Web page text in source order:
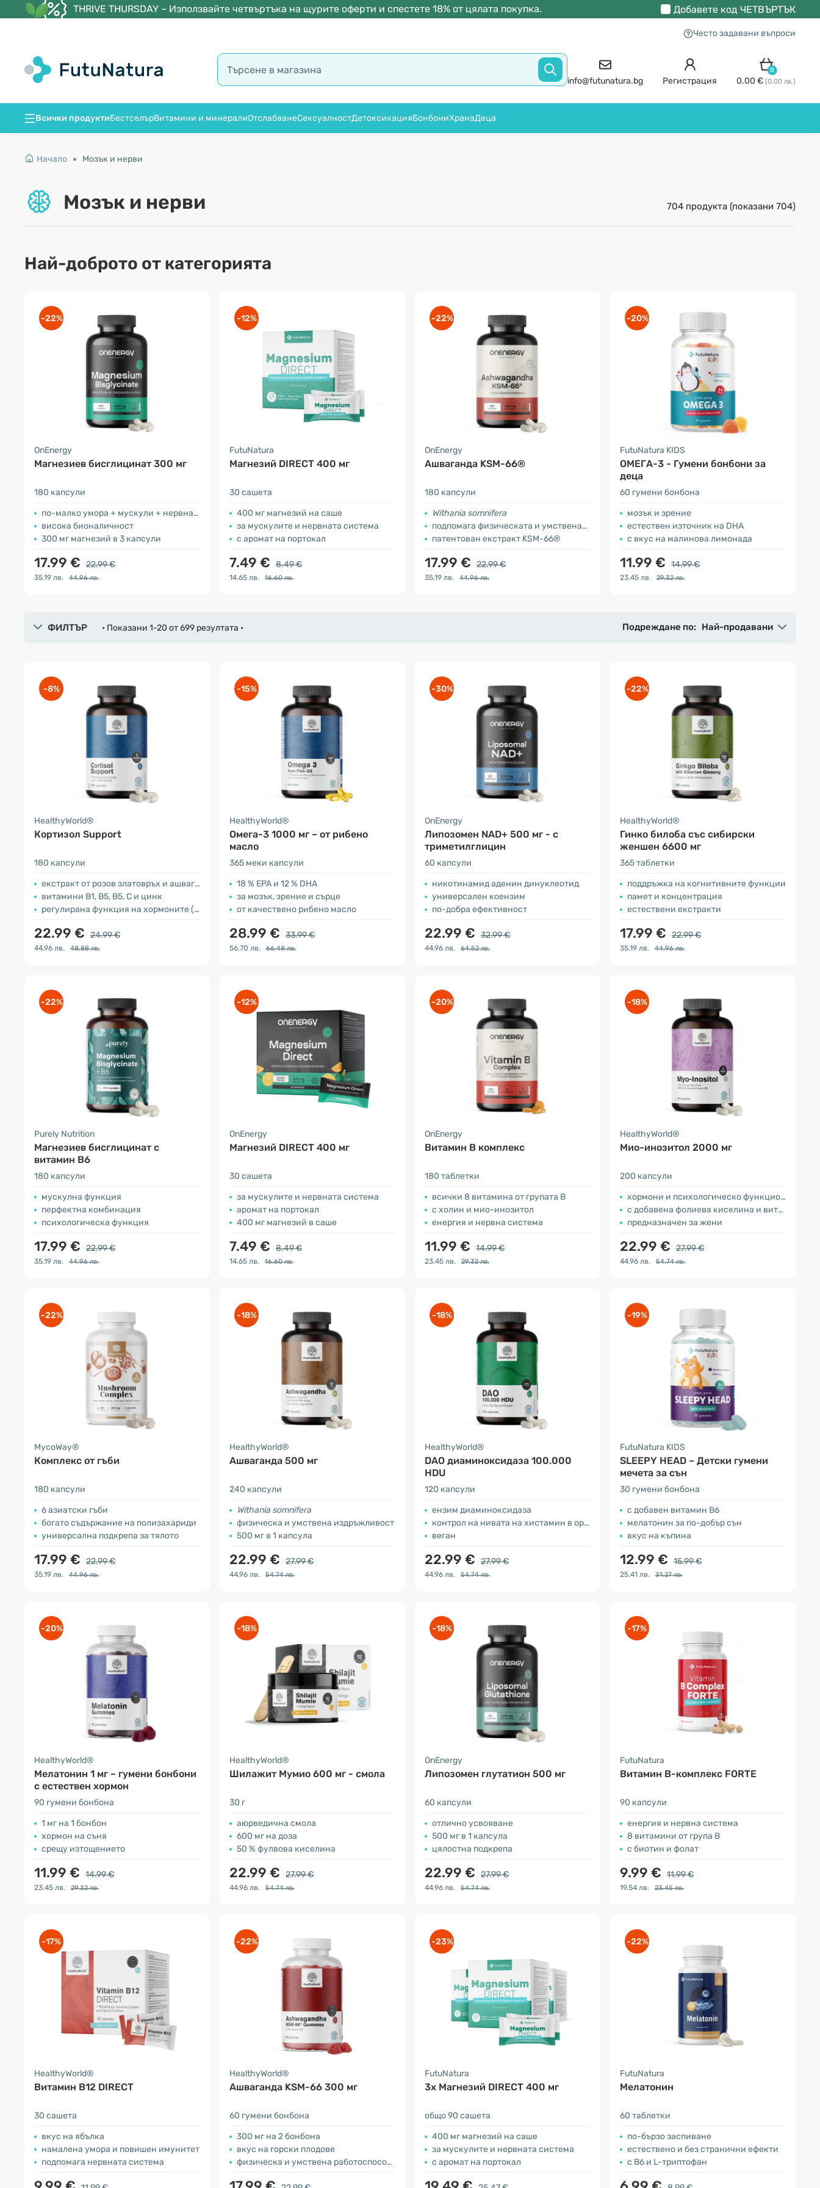
THRIVE THURSDAY – Използвайте четвъртъка на щурите оферти и спестете 18% от цялата покупка. Добавете код ЧЕТВЪРТЪК
Често задавани въпроси
info@futunatura.bg Регистрация
0
0.00 € (0.00 лв.)
Всички продуктиБестселърВитамини и минералиОтслабванеСексуалностДетоксикацияБонбониХранаДеца
Начало Мозък и нерви
Мозък и нерви 704 продукта (показани 704)
Най-доброто от категорията
-22%
OnEnergy
Магнезиев бисглицинат 300 мг
180 капсули
по-малко умора + мускули + нервна система
висока бионаличност
300 мг магнезий в 3 капсули
17.99 € 22.99 €
35.19 лв. 44.96 лв.
-12%
FutuNatura
Магнезий DIRECT 400 мг
30 сашета
400 мг магнезий на саше
за мускулите и нервната система
с аромат на портокал
7.49 € 8.49 €
14.65 лв. 16.60 лв.
-22%
OnEnergy
Ашваганда KSM-66®
180 капсули
Withania somnifera
подпомага физическата и умствената работоспособност
патентован екстракт KSM-66®
17.99 € 22.99 €
35.19 лв. 44.96 лв.
-20%
FutuNatura KIDS
ОМЕГА-3 - Гумени бонбони за
деца
60 гумени бонбона
мозък и зрение
естествен източник на DHА
с вкус на малинова лимонада
11.99 € 14.99 €
23.45 лв. 29.32 лв.
ФИЛТЪР • Показани 1-20 от 699 резултата • Подреждане по: Най-продавани
-8%
HealthyWorld®
Кортизол Support
180 капсули
екстракт от розов златовръх и ашваганда
витамини В1, В5, В5, С и цинк
регулирана функция на хормоните (витамин В6)
22.99 € 24.99 €
44.96 лв. 48.88 лв.
-15%
HealthyWorld®
Омега-3 1000 мг – от рибено
масло
365 меки капсули
18 % EPA и 12 % DHA
за мозък, зрение и сърце
от качествено рибено масло
28.99 € 33.99 €
56.70 лв. 66.48 лв.
-30%
OnEnergy
Липозомен NAD+ 500 мг - с
триметилглицин
60 капсули
никотинамид аденин динуклеотид
универсален коензим
по-добра ефективност
22.99 € 32.99 €
44.96 лв. 64.52 лв.
-22%
HealthyWorld®
Гинко билоба със сибирски
женшен 6600 мг
365 таблетки
поддръжка на когнитивните функции
памет и концентрация
естествени екстракти
17.99 € 22.99 €
35.19 лв. 44.96 лв.
-22%
Purely Nutrition
Магнезиев бисглицинат с
витамин В6
180 капсули
мускулна функция
перфектна комбинация
психологическа функция
17.99 € 22.99 €
35.19 лв. 44.96 лв.
-12%
OnEnergy
Магнезий DIRECT 400 мг
30 сашета
за мускулите и нервната система
аромат на портокал
400 мг магнезий в саше
7.49 € 8.49 €
14.65 лв. 16.60 лв.
-20%
OnEnergy
Витамин В комплекс
180 таблетки
всички 8 витамина от групата В
с холин и мио-инозитол
енергия и нервна система
11.99 € 14.99 €
23.45 лв. 29.32 лв.
-18%
HealthyWorld®
Мио-инозитол 2000 мг
200 капсули
хормони и психологическо функциониране
с добавена фолиева киселина и витамин В6
предназначен за жени
22.99 € 27.99 €
44.96 лв. 54.74 лв.
-22%
MycoWay®
Комплекс от гъби
180 капсули
6 азиатски гъби
богато съдържание на полизахариди
универсална подкрепа за тялото
17.99 € 22.99 €
35.19 лв. 44.96 лв.
-18%
HealthyWorld®
Ашваганда 500 мг
240 капсули
Withania somnifera
физическа и умствена издръжливост
500 мг в 1 капсула
22.99 € 27.99 €
44.96 лв. 54.74 лв.
-18%
HealthyWorld®
DAO диаминоксидаза 100.000
HDU
120 капсули
ензим диаминоксидаза
контрол на нивата на хистамин в организма
веган
22.99 € 27.99 €
44.96 лв. 54.74 лв.
-19%
FutuNatura KIDS
SLEEPY HEAD – Детски гумени
мечета за сън
30 гумени бонбона
с добавен витамин В6
мелатонин за по-добър сън
вкус на къпина
12.99 € 15.99 €
25.41 лв. 31.27 лв.
-20%
HealthyWorld®
Мелатонин 1 мг – гумени бонбони
с естествен хормон
90 гумени бонбона
1 мг на 1 бонбон
хормон на съня
срещу изтощението
11.99 € 14.99 €
23.45 лв. 29.32 лв.
-18%
HealthyWorld®
Шилажит Мумио 600 мг - смола
30 г
аюрведична смола
600 мг на доза
50 % фулвова киселина
22.99 € 27.99 €
44.96 лв. 54.74 лв.
-18%
OnEnergy
Липозомен глутатион 500 мг
60 капсули
отлично усвояване
500 мг в 1 капсула
цялостна подкрепа
22.99 € 27.99 €
44.96 лв. 54.74 лв.
-17%
FutuNatura
Витамин B-комплекс FORTE
90 капсули
енергия и нервна система
8 витамини от група В
с биотин и фолат
9.99 € 11.99 €
19.54 лв. 23.45 лв.
-17%
HealthyWorld®
Витамин B12 DIRECT
30 сашета
вкус на ябълка
намалена умора и повишен имунитет
подпомага нервната система
-22%
HealthyWorld®
Ашваганда KSM-66 300 мг
60 гумени бонбона
300 мг на 2 бонбона
вкус на горски плодове
физическа и умствена работоспособност
-23%
FutuNatura
3x Магнезий DIRECT 400 мг
общо 90 сашета
400 мг магнезий на саше
за мускулите и нервната система
с аромат на портокал
-22%
FutuNatura
Мелатонин
60 таблетки
по-бързо заспиване
естествено и без странични ефекти
с В6 и L-триптофан